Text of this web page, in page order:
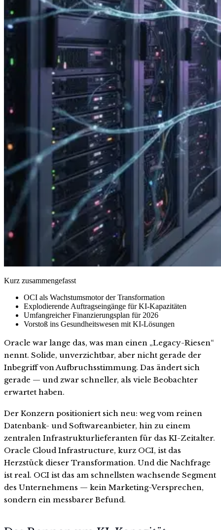
Kurz zusammengefasst
OCI als Wachstumsmotor der Transformation
Explodierende Auftragseingänge für KI-Kapazitäten
Umfangreicher Finanzierungsplan für 2026
Vorstoß ins Gesundheitswesen mit KI-Lösungen
Oracle war lange das, was man einen „Legacy-Riesen“
nennt. Solide, unverzichtbar, aber nicht gerade der
Inbegriff von Aufbruchsstimmung. Das ändert sich
gerade — und zwar schneller, als viele Beobachter
erwartet haben.
Der Konzern positioniert sich neu: weg vom reinen
Datenbank- und Softwareanbieter, hin zu einem
zentralen Infrastrukturlieferanten für das KI-Zeitalter.
Oracle Cloud Infrastructure, kurz OCI, ist das
Herzstück dieser Transformation. Und die Nachfrage
ist real. OCI ist das am schnellsten wachsende Segment
des Unternehmens — kein Marketing-Versprechen,
sondern ein messbarer Befund.